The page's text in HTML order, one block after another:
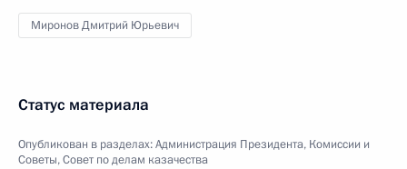
Миронов Дмитрий Юрьевич
Статус материала
Опубликован в разделах:Администрация Президента, Комиссии и
Советы,Совет по делам казачества